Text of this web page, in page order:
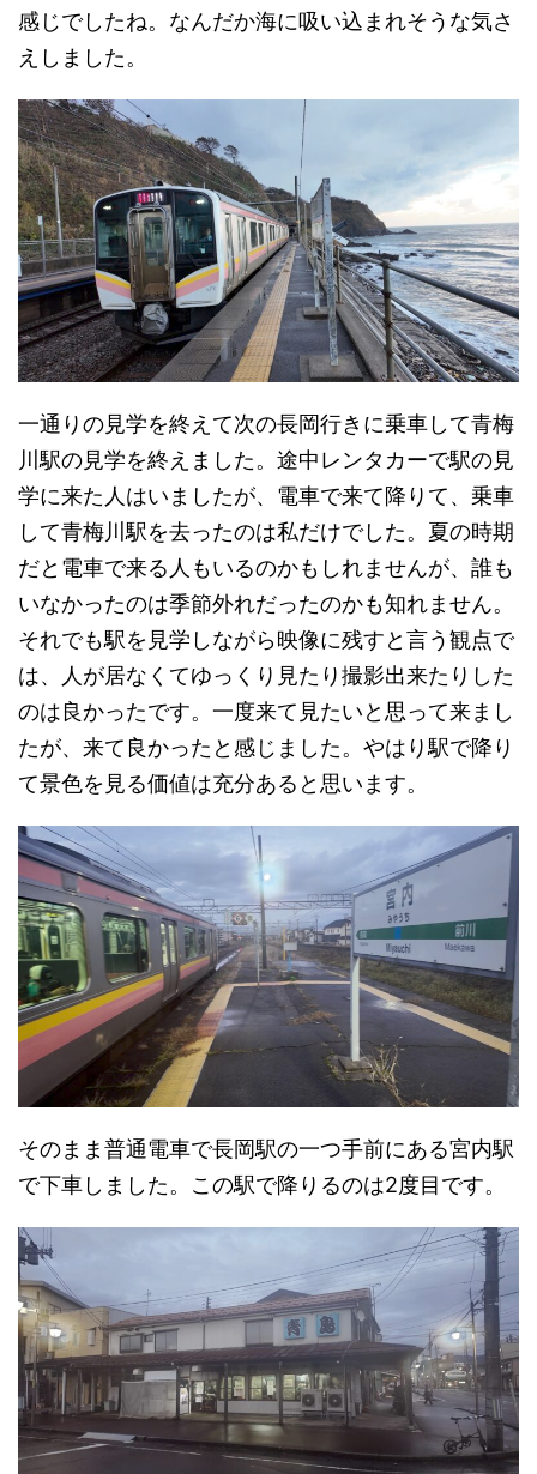
感じでしたね。なんだか海に吸い込まれそうな気さ
えしました。
一通りの見学を終えて次の長岡行きに乗車して青梅
川駅の見学を終えました。途中レンタカーで駅の見
学に来た人はいましたが、電車で来て降りて、乗車
して青梅川駅を去ったのは私だけでした。夏の時期
だと電車で来る人もいるのかもしれませんが、誰も
いなかったのは季節外れだったのかも知れません。
それでも駅を見学しながら映像に残すと言う観点で
は、人が居なくてゆっくり見たり撮影出来たりした
のは良かったです。一度来て見たいと思って来まし
たが、来て良かったと感じました。やはり駅で降り
て景色を見る価値は充分あると思います。
そのまま普通電車で長岡駅の一つ手前にある宮内駅
で下車しました。この駅で降りるのは2度目です。